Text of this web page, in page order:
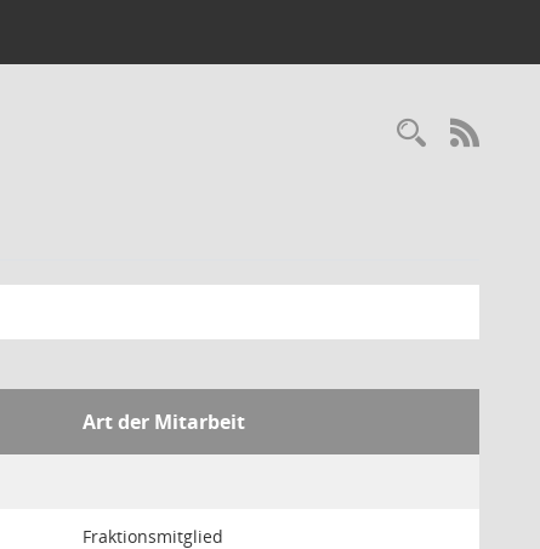
Art der Mitarbeit
Fraktionsmitglied